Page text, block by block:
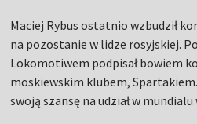
Maciej Rybus ostatnio wzbudził
na pozostanie w lidze rosyjskiej.
Lokomotiwem podpisał bowiem
moskiewskim klubem,
swoją szansę na udział w